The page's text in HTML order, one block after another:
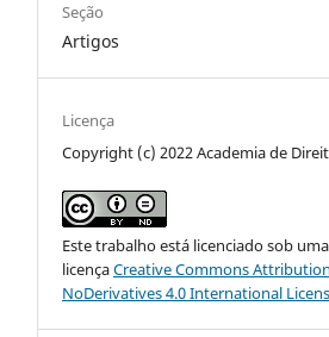
Seção
Artigos
Licença
Copyright (c) 2022 Academia de
Este trabalho está licenciado sob uma
licençaCreative Commons
NoDerivatives 4.0 International